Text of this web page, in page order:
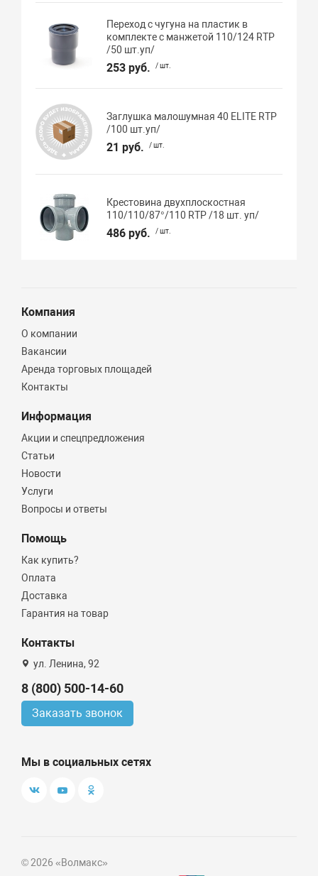
Переход с чугуна на пластик в
комплекте с манжетой 110/124 RTP
/50 шт.уп/
253 руб. / шт.
Заглушка малошумная 40 ELITE RTP
/100 шт.уп/
21 руб. / шт.
Крестовина двухплоскостная
110/110/87°/110 RTP /18 шт. уп/
486 руб. / шт.
Компания
О компании
Вакансии
Аренда торговых площадей
Контакты
Информация
Акции и спецпредложения
Статьи
Новости
Услуги
Вопросы и ответы
Помощь
Как купить?
Оплата
Доставка
Гарантия на товар
Контакты
ул. Ленина, 92
8 (800) 500-14-60
Заказать звонок
Мы в социальных сетях
© 2026 «Волмакс»